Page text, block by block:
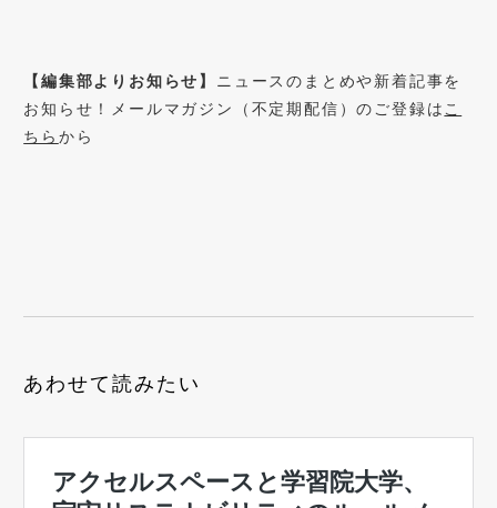
【編集部よりお知らせ】
ニュースのまとめや新着記事を
お知らせ！メールマガジン（不定期配信）のご登録は こ
ちら から
あわせて読みたい